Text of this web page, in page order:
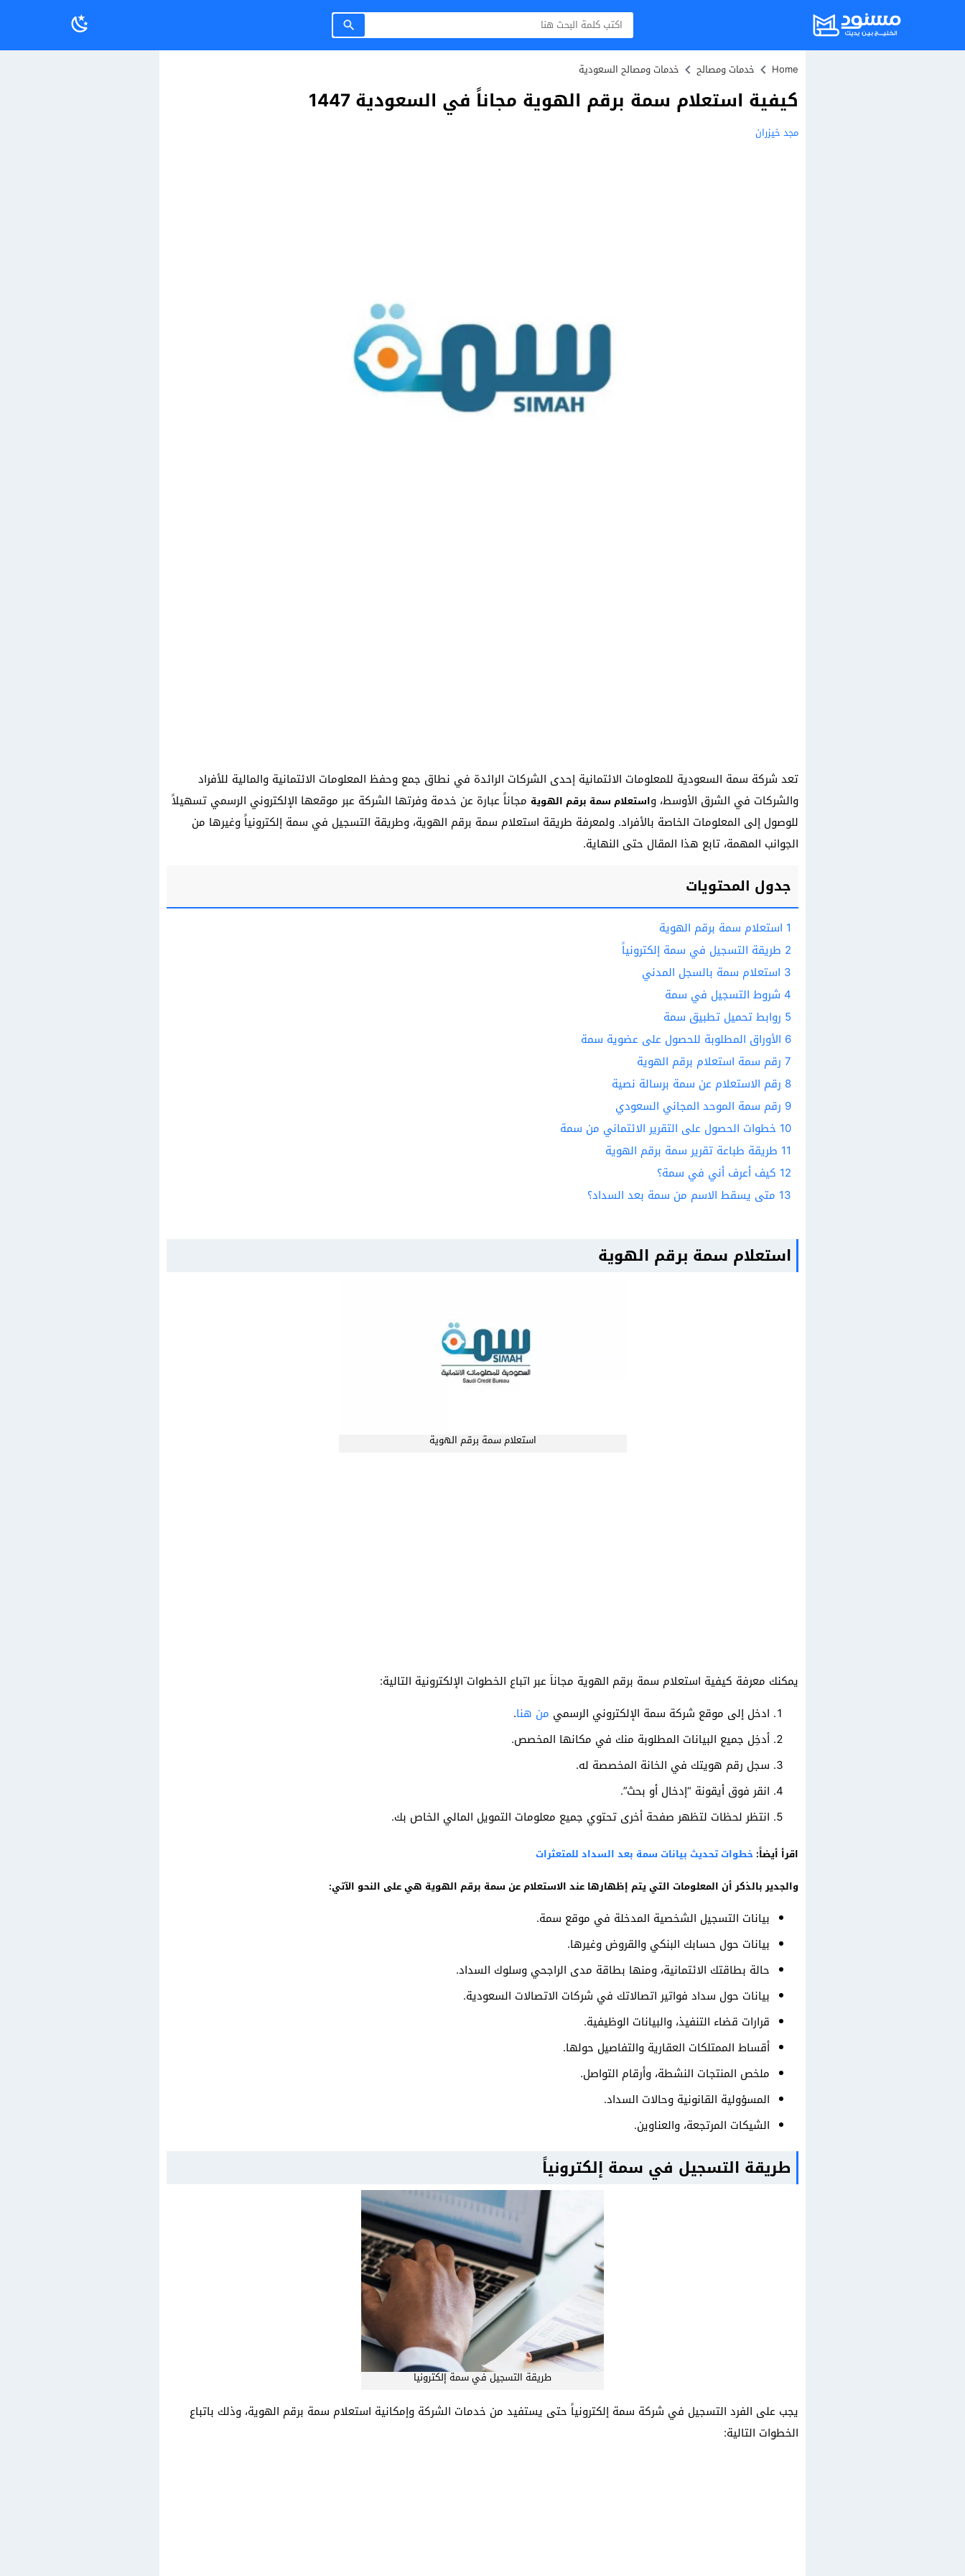
Home خدمات ومصالح خدمات ومصالح السعودية
كيفية استعلام سمة برقم الهوية مجاناً في السعودية 1447
مجد خيزران
تعد شركة سمة السعودية للمعلومات الائتمانية إحدى الشركات الرائدة في نطاق جمع وحفظ المعلومات الائتمانية والمالية للأفراد
والشركات في الشرق الأوسط، واستعلام سمة برقم الهوية مجاناً عبارة عن خدمة وفرتها الشركة عبر موقعها الإلكتروني الرسمي تسهيلاً
للوصول إلى المعلومات الخاصة بالأفراد. ولمعرفة طريقة استعلام سمة برقم الهوية، وطريقة التسجيل في سمة إلكترونياً وغيرها من
الجوانب المهمة، تابع هذا المقال حتى النهاية.
جدول المحتويات
1 استعلام سمة برقم الهوية
2 طريقة التسجيل في سمة إلكترونياً
3 استعلام سمة بالسجل المدني
4 شروط التسجيل في سمة
5 روابط تحميل تطبيق سمة
6 الأوراق المطلوبة للحصول على عضوية سمة
7 رقم سمة استعلام برقم الهوية
8 رقم الاستعلام عن سمة برسالة نصية
9 رقم سمة الموحد المجاني السعودي
10 خطوات الحصول على التقرير الائتماني من سمة
11 طريقة طباعة تقرير سمة برقم الهوية
12 كيف أعرف أني في سمة؟
13 متى يسقط الاسم من سمة بعد السداد؟
استعلام سمة برقم الهوية
استعلام سمة برقم الهوية
يمكنك معرفة كيفية استعلام سمة برقم الهوية مجاناَ عبر اتباع الخطوات الإلكترونية التالية:
ادخل إلى موقع شركة سمة الإلكتروني الرسمي من هنا.
أدخِل جميع البيانات المطلوبة منك في مكانها المخصص.
سجل رقم هويتك في الخانة المخصصة له.
انقر فوق أيقونة “إدخال أو بحث”.
انتظر لحظات لتظهر صفحة أخرى تحتوي جميع معلومات التمويل المالي الخاص بك.
اقرأ أيضاً: خطوات تحديث بيانات سمة بعد السداد للمتعثرات
والجدير بالذكر أن المعلومات التي يتم إظهارها عند الاستعلام عن سمة برقم الهوية هي على النحو الآتي:
بيانات التسجيل الشخصية المدخلة في موقع سمة.
بيانات حول حسابك البنكي والقروض وغيرها.
حالة بطاقتك الائتمانية، ومنها بطاقة مدى الراجحي وسلوك السداد.
بيانات حول سداد فواتير اتصالاتك في شركات الاتصالات السعودية.
قرارات قضاء التنفيذ، والبيانات الوظيفية.
أقساط الممتلكات العقارية والتفاصيل حولها.
ملخص المنتجات النشطة، وأرقام التواصل.
المسؤولية القانونية وحالات السداد.
الشيكات المرتجعة، والعناوين.
طريقة التسجيل في سمة إلكترونياً
طريقة التسجيل في سمة إلكترونيا
يجب على الفرد التسجيل في شركة سمة إلكترونياً حتى يستفيد من خدمات الشركة وإمكانية استعلام سمة برقم الهوية، وذلك باتباع
الخطوات التالية: